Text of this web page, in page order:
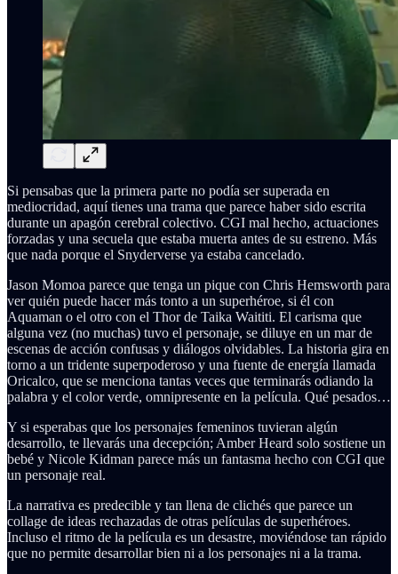
Si pensabas que la primera parte no podía ser superada en
mediocridad, aquí tienes una trama que parece haber sido escrita
durante un apagón cerebral colectivo. CGI mal hecho, actuaciones
forzadas y una secuela que estaba muerta antes de su estreno. Más
que nada porque el Snyderverse ya estaba cancelado.
Jason Momoa parece que tenga un pique con Chris Hemsworth para
ver quién puede hacer más tonto a un superhéroe, si él con
Aquaman o el otro con el Thor de Taika Waititi. El carisma que
alguna vez (no muchas) tuvo el personaje, se diluye en un mar de
escenas de acción confusas y diálogos olvidables. La historia gira en
torno a un tridente superpoderoso y una fuente de energía llamada
Oricalco, que se menciona tantas veces que terminarás odiando la
palabra y el color verde, omnipresente en la película. Qué pesados…
Y si esperabas que los personajes femeninos tuvieran algún
desarrollo, te llevarás una decepción; Amber Heard solo sostiene un
bebé y Nicole Kidman parece más un fantasma hecho con CGI que
un personaje real.
La narrativa es predecible y tan llena de clichés que parece un
collage de ideas rechazadas de otras películas de superhéroes.
Incluso el ritmo de la película es un desastre, moviéndose tan rápido
que no permite desarrollar bien ni a los personajes ni a la trama.